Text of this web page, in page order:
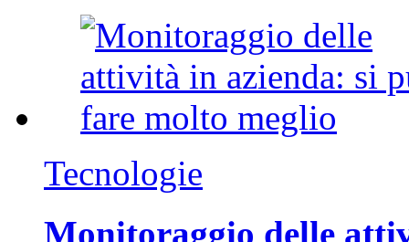
Tecnologie
Monitoraggio delle